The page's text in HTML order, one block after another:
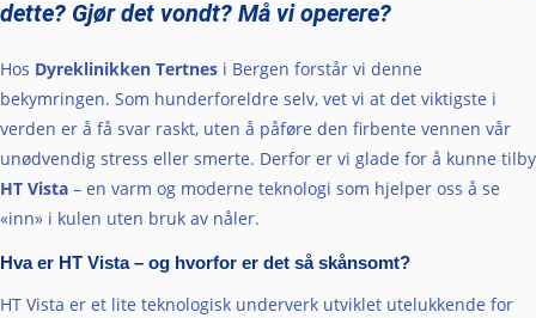
dette? Gjør det vondt? Må vi operere?
Hos Dyreklinikken Tertnes i Bergen forstår vi denne
bekymringen. Som hunderforeldre selv, vet vi at det viktigste i
verden er å få svar raskt, uten å påføre den firbente vennen vår
unødvendig stress eller smerte. Derfor er vi glade for å kunne tilby
HT Vista – en varm og moderne teknologi som hjelper oss å se
«inn» i kulen uten bruk av nåler.
Hva er HT Vista – og hvorfor er det så skånsomt?
HT Vista er et lite teknologisk underverk utviklet utelukkende for